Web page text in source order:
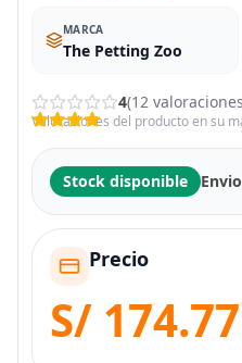
MARCA
The Petting Zoo
4(12
Valoraciones del producto en su
Stock disponible
Precio
S/ 174.77